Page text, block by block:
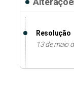
Resolução
13 de maio